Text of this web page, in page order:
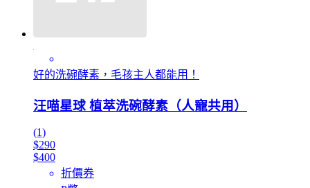
好的洗碗酵素，毛孩主人都能用！
汪喵星球 植萃洗碗酵素（人寵共用）
(1)
$290
$400
折價券